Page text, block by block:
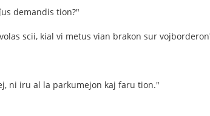
demandis tion?"
scii, kial vi metus vian brakon sur
ni iru al la parkumejon kaj faru tion."